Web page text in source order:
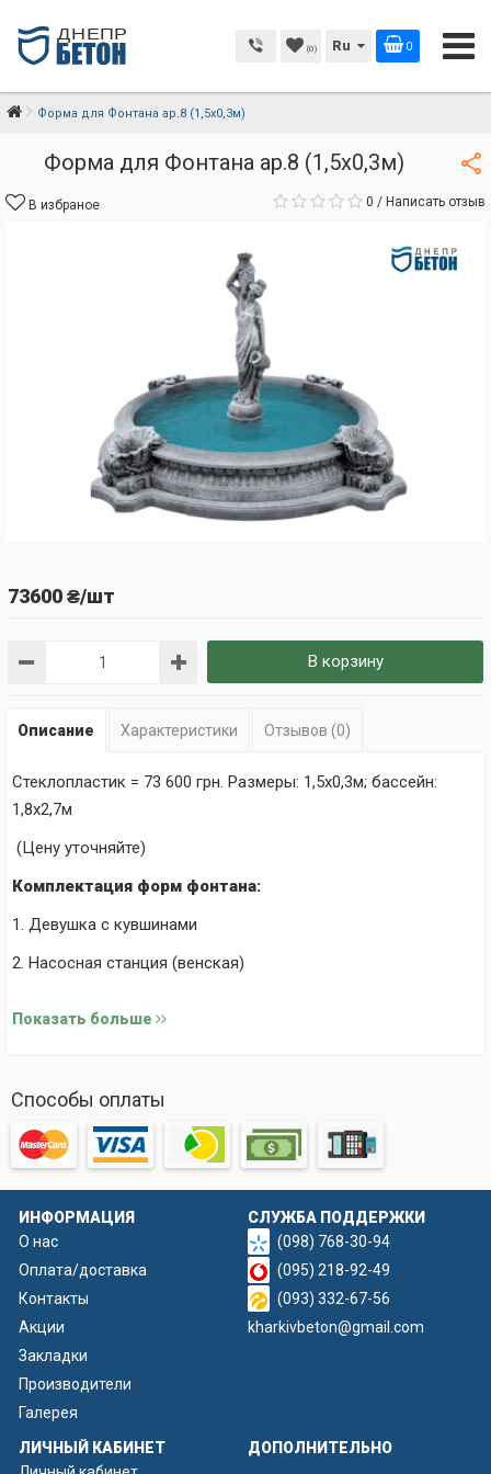
(0) Ru 0
Форма для Фонтана ар.8 (1,5х0,3м)
Форма для Фонтана ар.8 (1,5х0,3м)
В избраное 0 / Написать отзыв
73600 ₴/шт
В корзину
Описание Характеристики Отзывов (0)
Стеклопластик = 73 600 грн. Размеры: 1,5х0,3м; бассейн:
1,8х2,7м
(Цену уточняйте)
Комплектация форм фонтана:
1. Девушка с кувшинами
2. Насосная станция (венская)
Показать больше
Способы оплаты
ИНФОРМАЦИЯ
О нас
Оплата/доставка
Контакты
Акции
Закладки
Производители
Галерея
СЛУЖБА ПОДДЕРЖКИ
(098) 768-30-94
(095) 218-92-49
(093) 332-67-56
kharkivbeton@gmail.com
ЛИЧНЫЙ КАБИНЕТ
ДОПОЛНИТЕЛЬНО